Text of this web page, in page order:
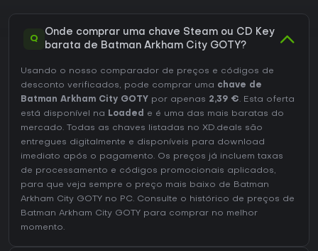
Q
Onde comprar uma chave Steam ou CD Key
barata de Batman Arkham City GOTY?
Usando o nosso comparador de preços e códigos de
desconto verificados, pode comprar uma chave de
Batman Arkham City GOTY por apenas 2,39 €. Esta oferta
está disponível na Loaded
e é uma das mais baratas do
mercado. Todas as chaves listadas no XD.deals são
entregues digitalmente e disponíveis para download
imediato após o pagamento. Os preços já incluem taxas
de processamento e códigos promocionais aplicados,
para que veja sempre o preço mais baixo de Batman
Arkham City GOTY no PC. Consulte o histórico de preços de
Batman Arkham City GOTY para comprar no melhor
momento.